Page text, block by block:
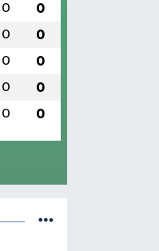
0 0
0 0
0 0
0 0
0 0